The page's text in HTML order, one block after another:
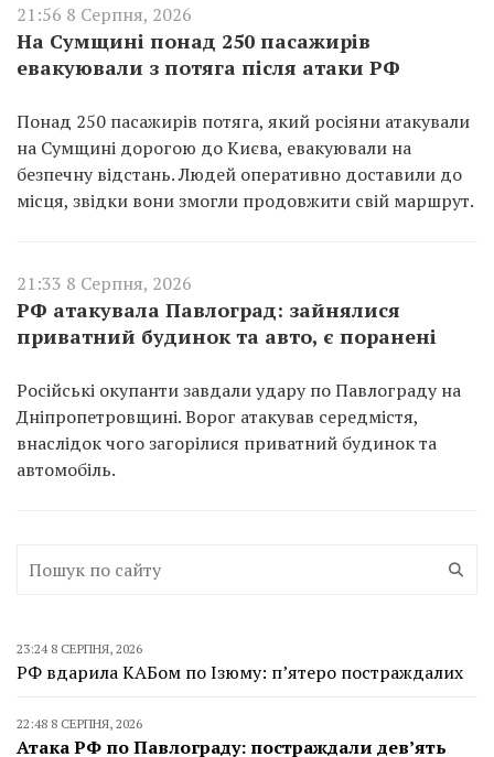
21:56 8 Серпня, 2026
На Сумщині понад 250 пасажирів
евакуювали з потяга після атаки РФ
Понад 250 пасажирів потяга, який росіяни атакували
на Сумщині дорогою до Києва, евакуювали на
безпечну відстань. Людей оперативно доставили до
місця, звідки вони змогли продовжити свій маршрут.
21:33 8 Серпня, 2026
РФ атакувала Павлоград: зайнялися
приватний будинок та авто, є поранені
Російські окупанти завдали удару по Павлограду на
Дніпропетровщині. Ворог атакував середмістя,
внаслідок чого загорілися приватний будинок та
автомобіль.
23:24 8 СЕРПНЯ, 2026
РФ вдарила КАБом по Ізюму: п’ятеро постраждалих
22:48 8 СЕРПНЯ, 2026
Атака РФ по Павлограду: постраждали дев’ять